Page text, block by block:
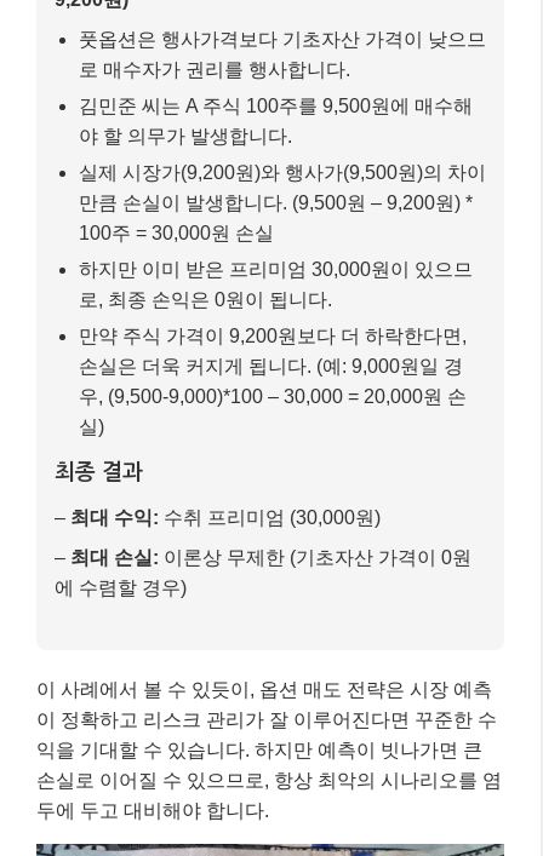
손실은 더욱 커지게 됩니다. (예: 9,000원일 경
우, (9,500-9,000)*100 – 30,000 = 20,000원 손
실)
최종 결과
최대 수익:수취 프리미엄 (30,000원)
최대 손실:이론상 무제한 (기초자산 가격이 0원
에 수렴할 경우)
이 사례에서 볼 수 있듯이, 옵션 매도 전략은 시장 예측
이 정확하고 리스크 관리가 잘 이루어진다면 꾸준한 수
익을 기대할 수 있습니다. 하지만 예측이 빗나가면 큰
손실로 이어질 수 있으므로, 항상 최악의 시나리오를 염